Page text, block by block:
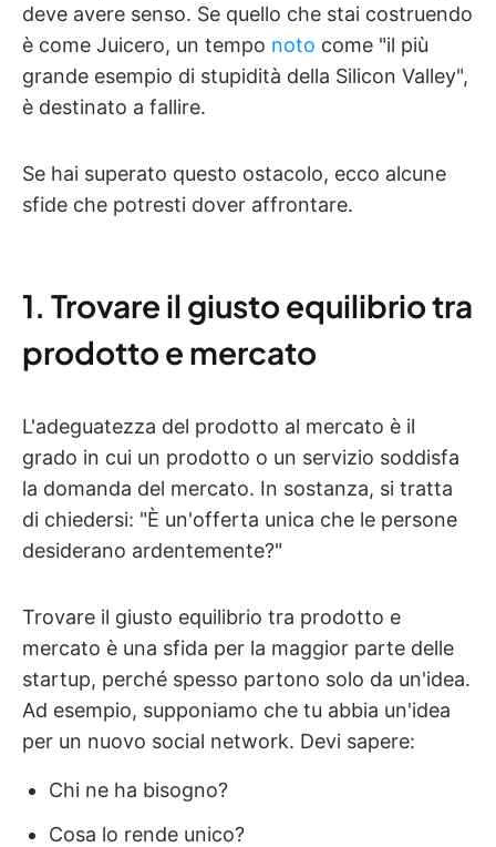
deve avere senso. Se quello che stai costruendo
è come Juicero, un tempo noto come "il più
grande esempio di stupidità della Silicon Valley",
è destinato a fallire.
Se hai superato questo ostacolo, ecco alcune
sfide che potresti dover affrontare.
1. Trovare il giusto equilibrio tra
prodotto e mercato
L'adeguatezza del prodotto al mercato è il
grado in cui un prodotto o un servizio soddisfa
la domanda del mercato. In sostanza, si tratta
di chiedersi: "È un'offerta unica che le persone
desiderano ardentemente?"
Trovare il giusto equilibrio tra prodotto e
mercato è una sfida per la maggior parte delle
startup, perché spesso partono solo da un'idea.
Ad esempio, supponiamo che tu abbia un'idea
per un nuovo social network. Devi sapere:
Chi ne ha bisogno?
Cosa lo rende unico?